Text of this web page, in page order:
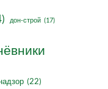
дон-строй (17)
(22)